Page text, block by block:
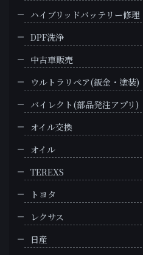
ハイブリッドバッテリー修理
DPF洗浄
中古車販売
ウルトラリペア(鈑金・塗装)
バイレクト(部品発注アプリ)
オイル交換
オイル
TEREXS
トヨタ
レクサス
日産